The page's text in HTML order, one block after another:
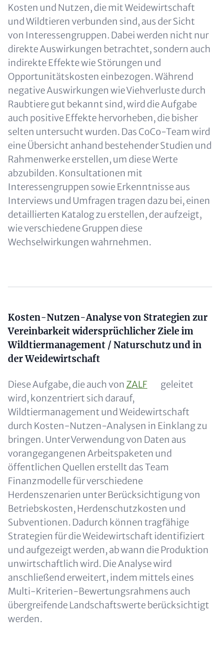
Kosten und Nutzen, die mit Weidewirtschaft
und Wildtieren verbunden sind, aus der Sicht
von Interessengruppen. Dabei werden nicht nur
direkte Auswirkungen betrachtet, sondern auch
indirekte Effekte wie Störungen und
Opportunitätskosten einbezogen. Während
negative Auswirkungen wie Viehverluste durch
Raubtiere gut bekannt sind, wird die Aufgabe
auch positive Effekte hervorheben, die bisher
selten untersucht wurden. Das CoCo-Team wird
eine Übersicht anhand bestehender Studien und
Rahmenwerke erstellen, um diese Werte
abzubilden. Konsultationen mit
Interessengruppen sowie Erkenntnisse aus
Interviews und Umfragen tragen dazu bei, einen
detaillierten Katalog zu erstellen, der aufzeigt,
wie verschiedene Gruppen diese
Wechselwirkungen wahrnehmen.
Content
Kosten-Nutzen-Analyse von Strategien zur
Vereinbarkeit widersprüchlicher Ziele im
Wildtiermanagement / Naturschutz und in
der Weidewirtschaft
Diese Aufgabe, die auch von ZALF
geleitet
wird, konzentriert sich darauf,
Wildtiermanagement und Weidewirtschaft
durch Kosten-Nutzen-Analysen in Einklang zu
bringen. Unter Verwendung von Daten aus
vorangegangenen Arbeitspaketen und
öffentlichen Quellen erstellt das Team
Finanzmodelle für verschiedene
Herdenszenarien unter Berücksichtigung von
Betriebskosten, Herdenschutzkosten und
Subventionen. Dadurch können tragfähige
Strategien für die Weidewirtschaft identifiziert
und aufgezeigt werden, ab wann die Produktion
unwirtschaftlich wird. Die Analyse wird
anschließend erweitert, indem mittels eines
Multi-Kriterien-Bewertungsrahmens auch
übergreifende Landschaftswerte berücksichtigt
werden.